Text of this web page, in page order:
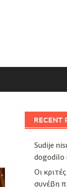
RECENT
Sudije
dogodilo
Οι
συνέβη